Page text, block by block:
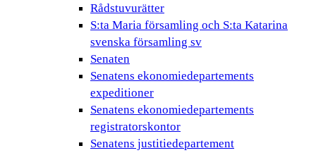
Rådstuvurätter
S:ta Maria församling och S:ta Katarina
svenska församling sv
Senaten
Senatens ekonomiedepartements
expeditioner
Senatens ekonomiedepartements
registratorskontor
Senatens justitiedepartement